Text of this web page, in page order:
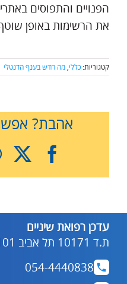
הפנויים והתפוסים
את הרשימות באופן
קטגוריות: כללי,מה חדש בענף הדנטלי
אהבת?
X
עדכן רפואת שיניים
ת.ד 10171 תל אביב 6110101
054-4440838